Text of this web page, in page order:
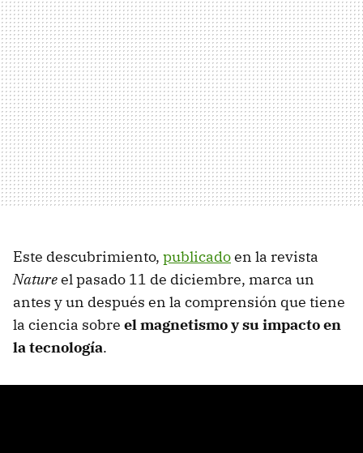
Este descubrimiento, publicadoen la revista
Natureel pasado 11 de diciembre, marca un
antes y un después en la comprensión que tiene
la ciencia sobre el magnetismo y su impacto en
la tecnología.